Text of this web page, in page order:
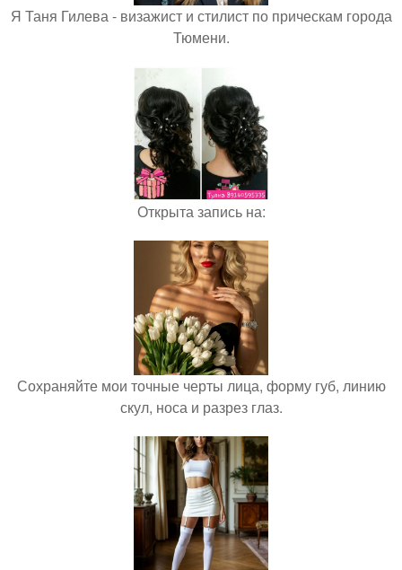
Я Таня Гилева - визажист и стилист по прическам города
Тюмени.
Открыта запись на:
Сохраняйте мои точные черты лица, форму губ, линию
скул, носа и разрез глаз.